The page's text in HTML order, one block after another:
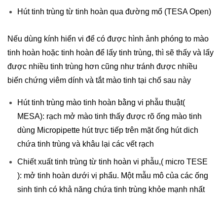
Hút tinh trùng từ tinh hoàn qua đường mổ (TESA Open)
Nếu dùng kính hiển vi để có được hình ảnh phóng to mào
tinh hoàn hoặc tinh hoàn để lấy tinh trùng, thì sẽ thấy và lấy
được nhiều tinh trùng hơn cũng như tránh được nhiều
biến chứng viêm dính và tắt mào tinh tại chổ sau này
Hút tinh trùng mào tinh hoàn bằng vi phẫu thuật(
MESA): rạch mở mào tinh thấy được rõ ống mào tinh
dùng Micropipette hút trực tiếp trên mặt ống hút dich
chứa tinh trùng và khâu lại các vết rạch
Chiết xuất tinh trùng từ tinh hoàn vi phẫu,( micro TESE
): mở tinh hoàn dưới vị phẩu. Một mẫu mô của các ống
sinh tinh có khả năng chứa tinh trùng khỏe mạnh nhất